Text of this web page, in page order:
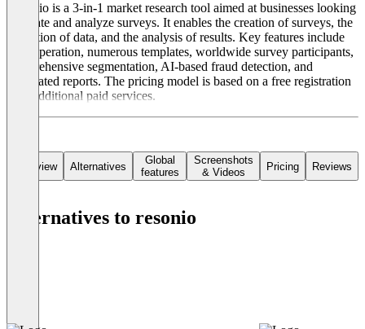
Resonio is a 3-in-1 market research tool aimed at businesses looking
to create and analyze surveys. It enables the creation of surveys, the
collection of data, and the analysis of results. Key features include
easy operation, numerous templates, worldwide survey participants,
comprehensive segmentation, AI-based fraud detection, and
automated reports. The pricing model is based on a free registration
with additional paid services.
Overview Alternatives
Global
features
Screenshots
& Videos
Pricing Reviews
Alternatives to resonio